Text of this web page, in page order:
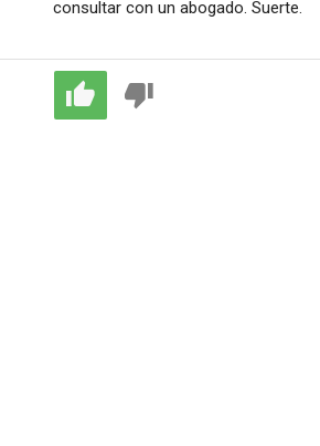
consultar con un abogado. Suerte.